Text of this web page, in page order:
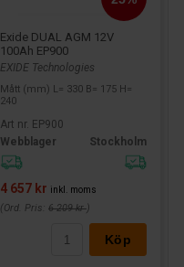
Exide DUAL AGM 12V
100Ah EP900
EXIDE Technologies
Mått (mm) L= 330 B= 175 H=
240
Art nr. EP900
Webblager
Stockholm
4 657 kr inkl. moms
(Ord. Pris: 6 209 kr)
Köp